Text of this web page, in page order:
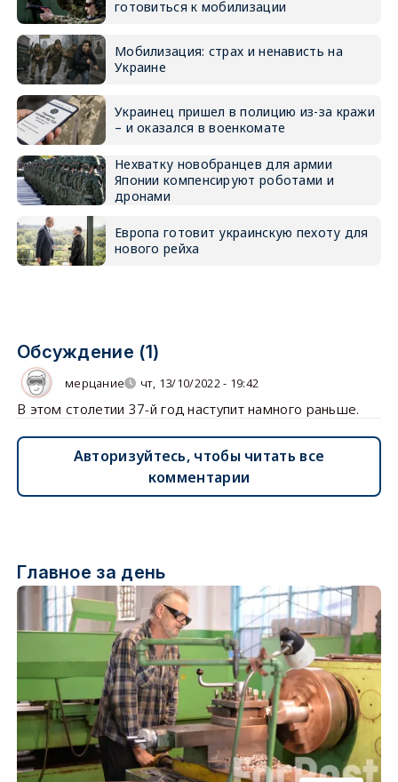
готовиться к мобилизации
Мобилизация: страх и ненависть на
Украине
Украинец пришел в полицию из-за кражи
– и оказался в военкомате
Нехватку новобранцев для армии
Японии компенсируют роботами и
дронами
Европа готовит украинскую пехоту для
нового рейха
Обсуждение (1)
мерцание чт, 13/10/2022 - 19:42
В этом столетии 37-й год наступит намного раньше.
Авторизуйтесь, чтобы читать все
комментарии
Главное за день